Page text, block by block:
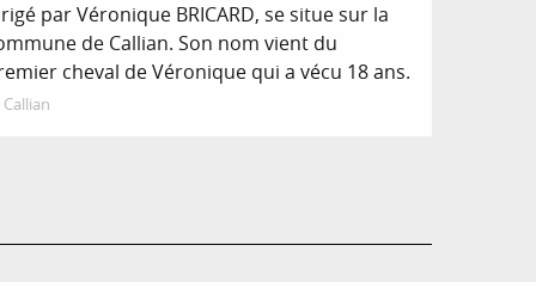
par Véronique BRICARD, se situe sur la
de Callian. Son nom vient du
cheval de Véronique qui a vécu 18 ans.
Callian